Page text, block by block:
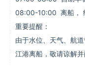
08:00-10:00 离船，
重要提醒：
由于水位、天气、航
江港离船，敬请谅解并